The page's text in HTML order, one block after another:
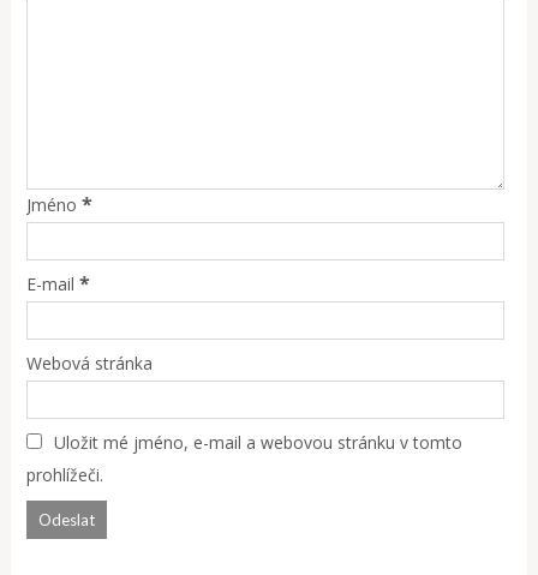
Jméno *
E-mail *
Webová stránka
Uložit mé jméno, e-mail a webovou stránku v tomto
prohlížeči.